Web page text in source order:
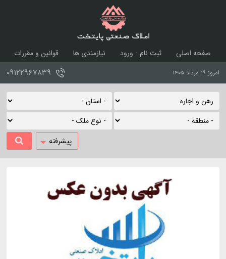
املاک صنعتی پایتخت
صفحه اصلی ثبت نام - ورود نیازمندی ها
قوانین و مقررات
امروز ۱۹ مرداد ۱۴۰۵ ۰۹۱۲۲۹۶۷۸۳۹
پیشرفته